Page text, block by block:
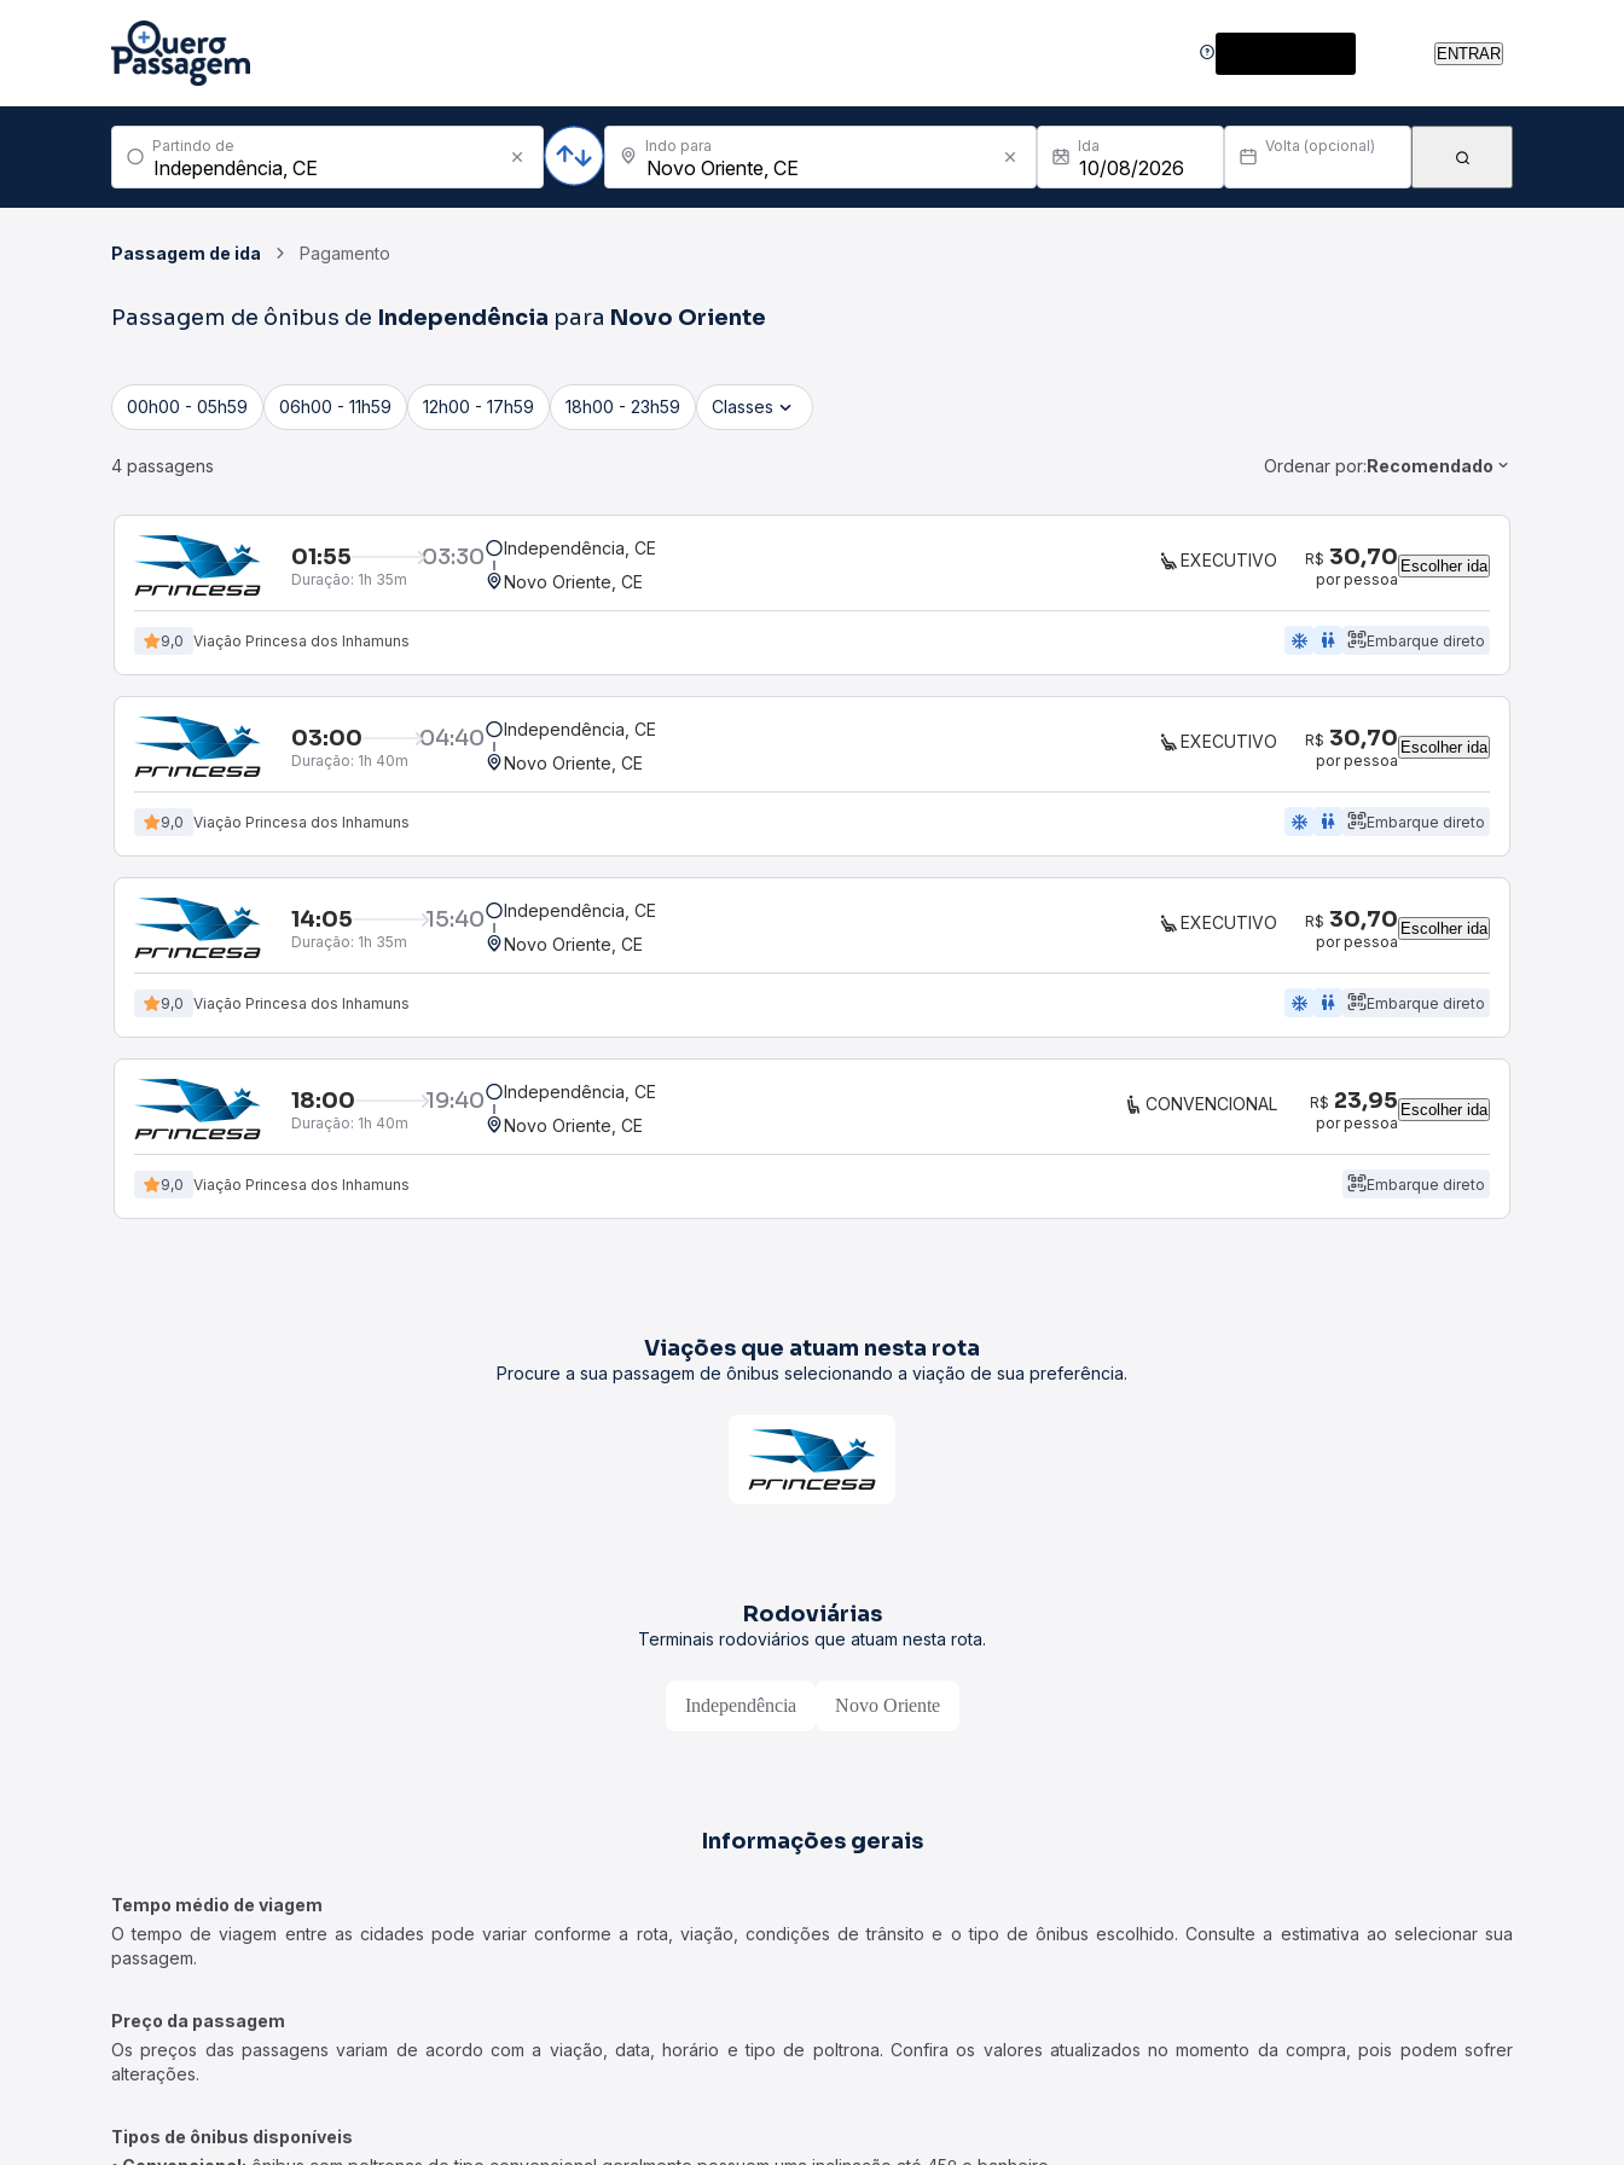
ENTRAR
Partindo de Indo para Ida Volta (opcional)
Passagem de ida Pagamento
Passagem de ônibus de Independência para Novo Oriente
00h00 - 05h59 06h00 - 11h59 12h00 - 17h59 18h00 - 23h59 Classes
4 passagens Ordenar por:Recomendado
01:55 03:30
Duração: 1h 35m
Independência, CE
Novo Oriente, CE
EXECUTIVO R$ 30,70
por pessoa
Escolher ida
9,0 Viação Princesa dos Inhamuns ac_unit wc Embarque direto
03:00 04:40
Duração: 1h 40m
Independência, CE
Novo Oriente, CE
EXECUTIVO R$ 30,70
por pessoa
Escolher ida
9,0 Viação Princesa dos Inhamuns ac_unit wc Embarque direto
14:05 15:40
Duração: 1h 35m
Independência, CE
Novo Oriente, CE
EXECUTIVO R$ 30,70
por pessoa
Escolher ida
9,0 Viação Princesa dos Inhamuns ac_unit wc Embarque direto
18:00 19:40
Duração: 1h 40m
Independência, CE
Novo Oriente, CE
CONVENCIONAL R$ 23,95
por pessoa
Escolher ida
9,0 Viação Princesa dos Inhamuns Embarque direto
Viações que atuam nesta rota
Procure a sua passagem de ônibus selecionando a viação de sua preferência.
Rodoviárias
Terminais rodoviários que atuam nesta rota.
Independência Novo Oriente
Informações gerais
Tempo médio de viagem
O tempo de viagem entre as cidades pode variar conforme a rota, viação, condições de trânsito e o tipo de ônibus escolhido. Consulte a estimativa ao selecionar sua
passagem.
Preço da passagem
Os preços das passagens variam de acordo com a viação, data, horário e tipo de poltrona. Confira os valores atualizados no momento da compra, pois podem sofrer
alterações.
Tipos de ônibus disponíveis